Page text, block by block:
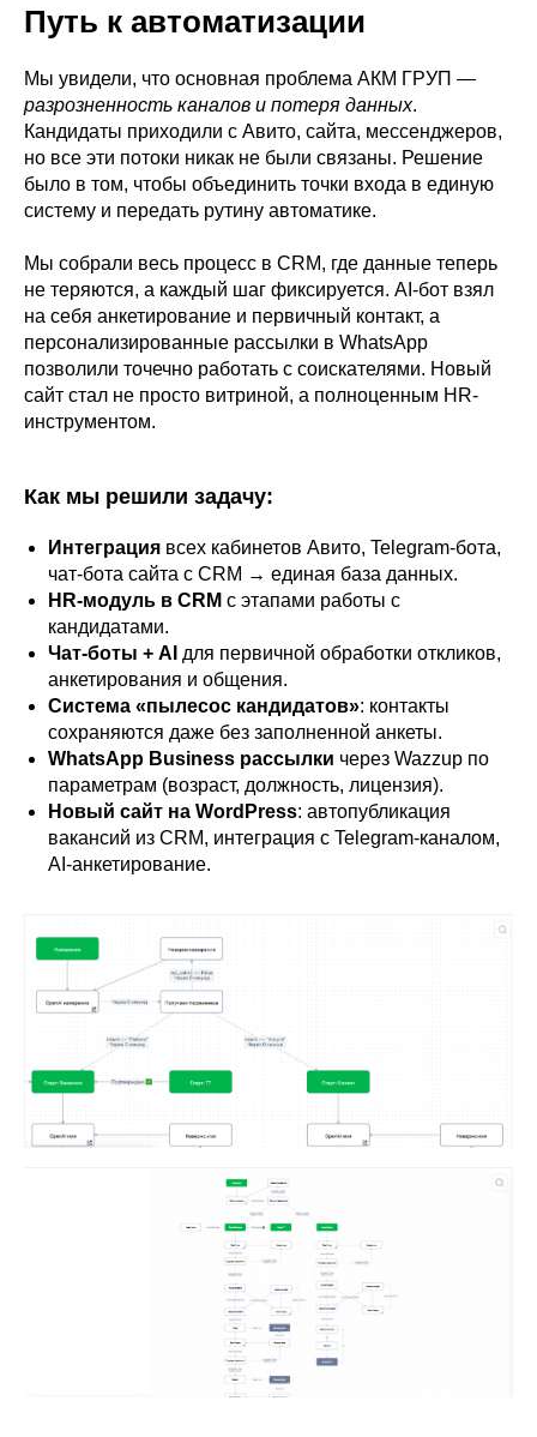
Путь к автоматизации
Мы увидели, что основная проблема АКМ ГРУП —
разрозненность каналов и потеря данных.
Кандидаты приходили с Авито, сайта, мессенджеров,
но все эти потоки никак не были связаны. Решение
было в том, чтобы объединить точки входа в единую
систему и передать рутину автоматике.
Мы собрали весь процесс в CRM, где данные теперь
не теряются, а каждый шаг фиксируется. AI-бот взял
на себя анкетирование и первичный контакт, а
персонализированные рассылки в WhatsApp
позволили точечно работать с соискателями. Новый
сайт стал не просто витриной, а полноценным HR-
инструментом.
Как мы решили задачу:
Интеграция всех кабинетов Авито, Telegram-бота,
чат-бота сайта с CRM → единая база данных.
HR-модуль в CRM с этапами работы с
кандидатами.
Чат-боты + AI для первичной обработки откликов,
анкетирования и общения.
Система «пылесос кандидатов»: контакты
сохраняются даже без заполненной анкеты.
WhatsApp Business рассылки через Wazzup по
параметрам (возраст, должность, лицензия).
Новый сайт на WordPress: автопубликация
вакансий из CRM, интеграция с Telegram-каналом,
AI-анкетирование.